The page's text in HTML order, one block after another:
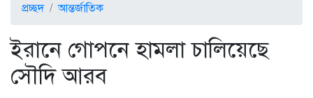
প্রচ্ছদ আন্তর্জাতিক
ইরানে গোপনে হামলা চালিয়েছে
সৌদি আরব